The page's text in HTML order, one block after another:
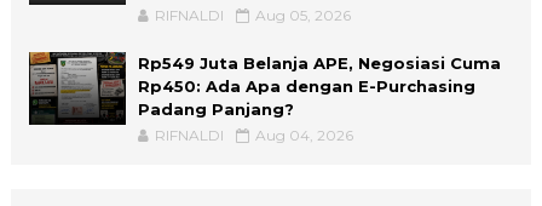
RIFNALDI Aug 05, 2026
Rp549 Juta Belanja APE, Negosiasi Cuma
Rp450: Ada Apa dengan E-Purchasing
Padang Panjang?
RIFNALDI Aug 04, 2026